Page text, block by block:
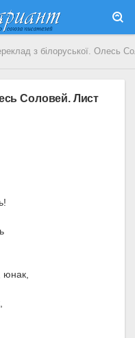
з білоруської. Олесь
Соловей. Лист
юнак,